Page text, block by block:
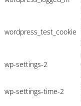
wordpress_test_cookie
wp-settings-2
wp-settings-time-2